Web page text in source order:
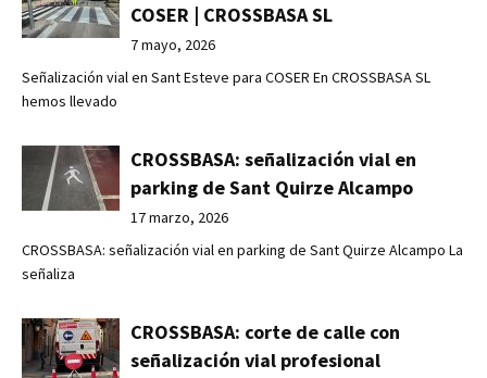
COSER | CROSSBASA SL
7 mayo, 2026
Señalización vial en Sant Esteve para COSER En CROSSBASA SL
hemos llevado
CROSSBASA: señalización vial en
parking de Sant Quirze Alcampo
17 marzo, 2026
CROSSBASA: señalización vial en parking de Sant Quirze Alcampo La
señaliza
CROSSBASA: corte de calle con
señalización vial profesional